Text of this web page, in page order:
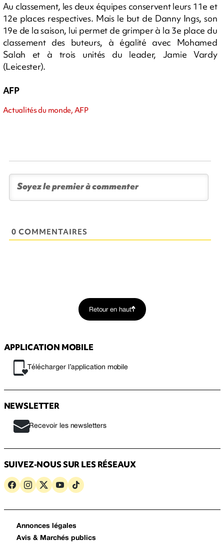
Au classement, les deux équipes conservent leurs 11e et
12e places respectives. Mais le but de Danny Ings, son
19e de la saison, lui permet de grimper à la 3e place du
classement des buteurs, à égalité avec Mohamed
Salah et à trois unités du leader, Jamie Vardy
(Leicester).
AFP
Actualités du monde, AFP
0 COMMENTAIRES
Retour en haut
APPLICATION MOBILE
Télécharger l’application mobile
NEWSLETTER
Recevoir les newsletters
SUIVEZ-NOUS SUR LES RÉSEAUX
Annonces légales
Avis & Marchés publics